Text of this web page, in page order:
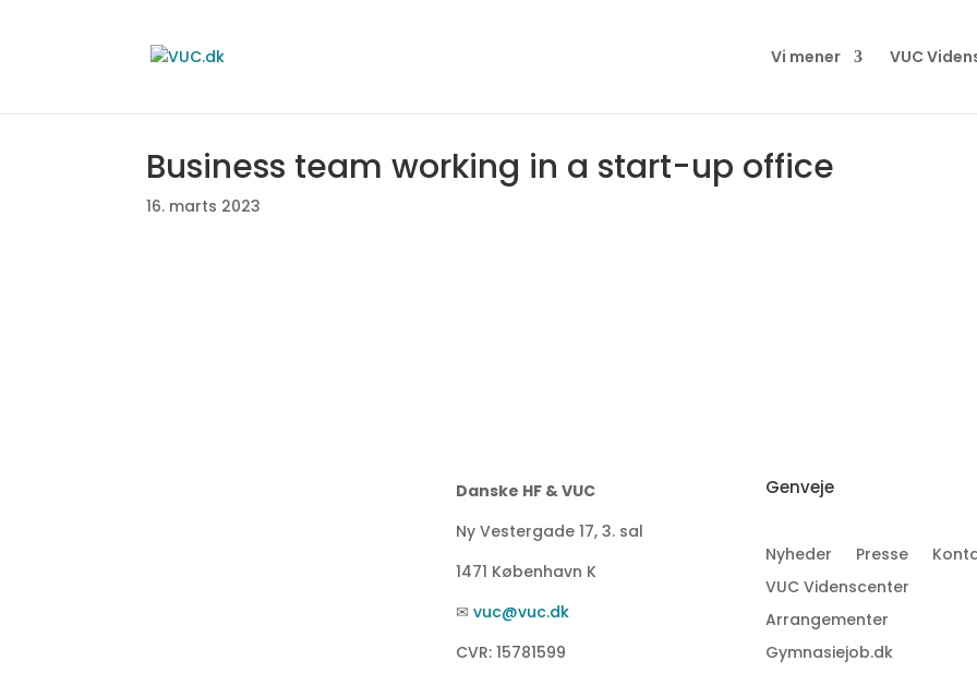
Vi mener VUC
Business team working in a start-up office
16. marts 2023
Danske HF & VUC
Ny Vestergade 17, 3. sal
1471 København K
✉ vuc@vuc.dk
CVR: 15781599
Genveje
Nyheder Presse
VUC Videnscenter
Arrangementer
Gymnasiejob.dk